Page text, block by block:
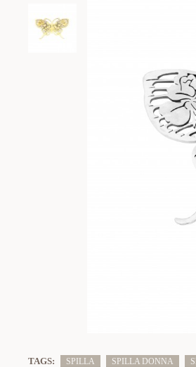
TAGS: SPILLA SPILLA DONNA